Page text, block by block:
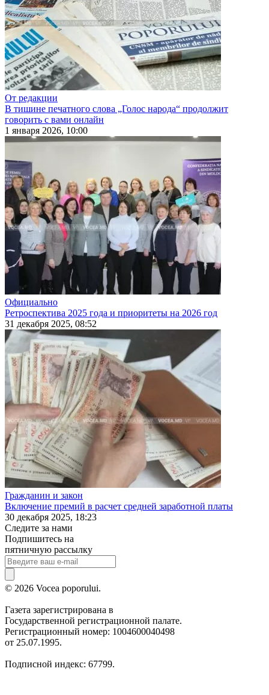
От редакции
В тишине печатного слова „Голос народа“ продолжит
говорить с вами онлайн
1 января 2026, 10:00
Официально
Ретроспектива 2025 года и приоритеты на 2026 год
31 декабря 2025, 08:52
Гражданин и закон
Включение премий в расчет средней заработной платы
30 декабря 2025, 18:23
Следите за нами
Подпишитесь на
пятничную рассылку
© 2026 Vocea poporului.
Газета зарегистрирована в
Государственной регистрационной палате.
Регистрационный номер: 1004600040498
от 25.07.1995.
Подписной индекс: 67799.